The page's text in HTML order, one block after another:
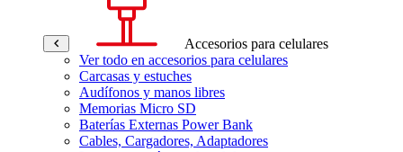
Accesorios para celulares
Ver todo en accesorios para celulares
Carcasas y estuches
Audífonos y manos libres
Memorias Micro SD
Baterías Externas Power Bank
Cables, Cargadores, Adaptadores